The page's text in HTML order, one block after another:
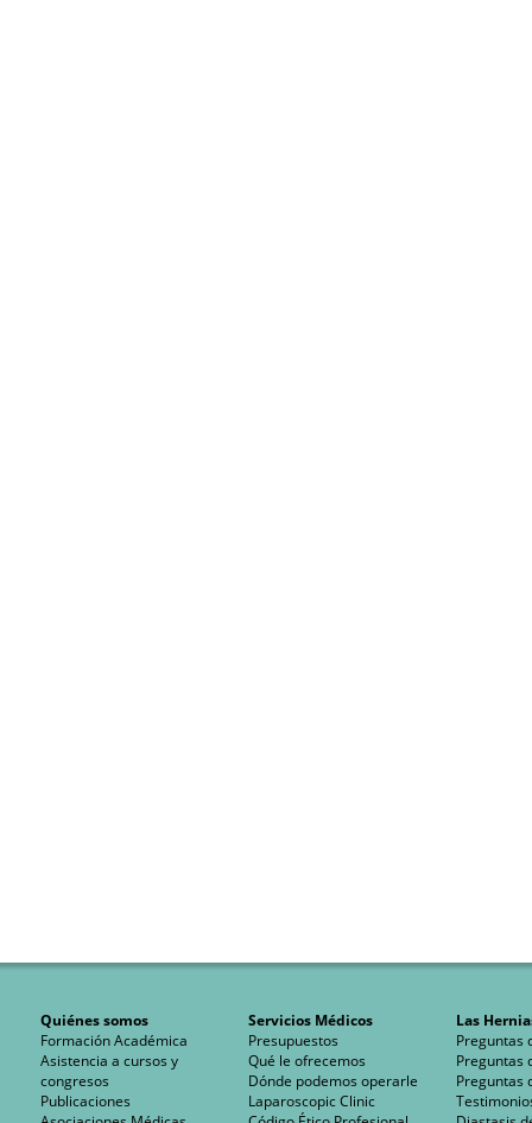
Quiénes somos
Formación Académica
Asistencia a cursos y
congresos
Publicaciones
Servicios Médicos
Presupuestos
Qué le ofrecemos
Dónde podemos operarle
Laparoscopic Clinic
Las
Preguntas
Preguntas
Preguntas